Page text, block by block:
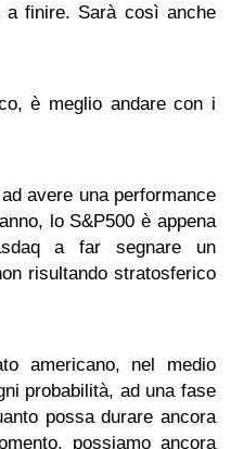
a finire. Sarà così anche
è meglio andare con i
avere una performance
lo S&P500 è appena
a far segnare un
risultando stratosferico
americano, nel medio
probabilità, ad una fase
possa durare ancora
possiamo ancora